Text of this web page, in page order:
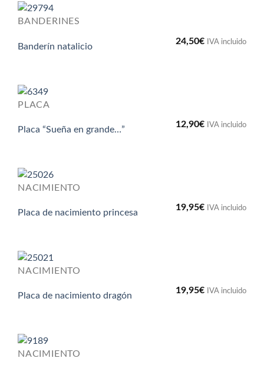
BANDERINES
Banderín natalicio
24,50€ IVA incluido
PLACA
Placa “Sueña en grande…”
12,90€ IVA incluido
NACIMIENTO
Placa de nacimiento princesa
19,95€ IVA incluido
NACIMIENTO
Placa de nacimiento dragón
19,95€ IVA incluido
NACIMIENTO